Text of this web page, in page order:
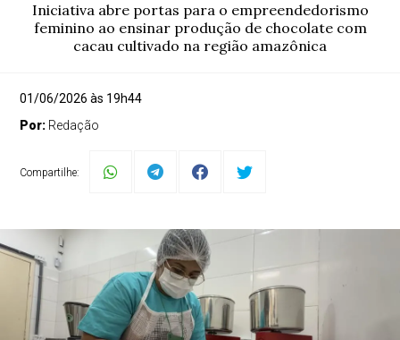
Iniciativa abre portas para o empreendedorismo
feminino ao ensinar produção de chocolate com
cacau cultivado na região amazônica
01/06/2026 às 19h44
Por: Redação
Compartilhe: